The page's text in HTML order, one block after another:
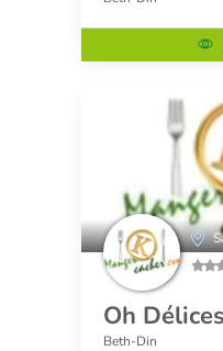
Oh
Beth-Din